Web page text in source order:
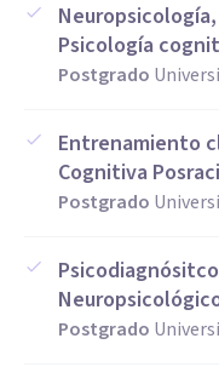
Psicología
Postgrado
Entrenamiento
Cognitiva
Postgrado
Postgrado